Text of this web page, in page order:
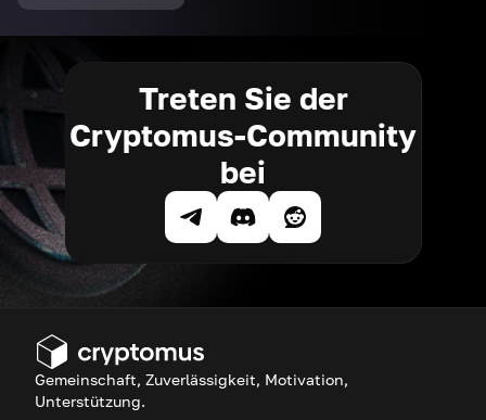
Treten Sie der
Cryptomus-Community
bei
Gemeinschaft, Zuverlässigkeit, Motivation,
Unterstützung.